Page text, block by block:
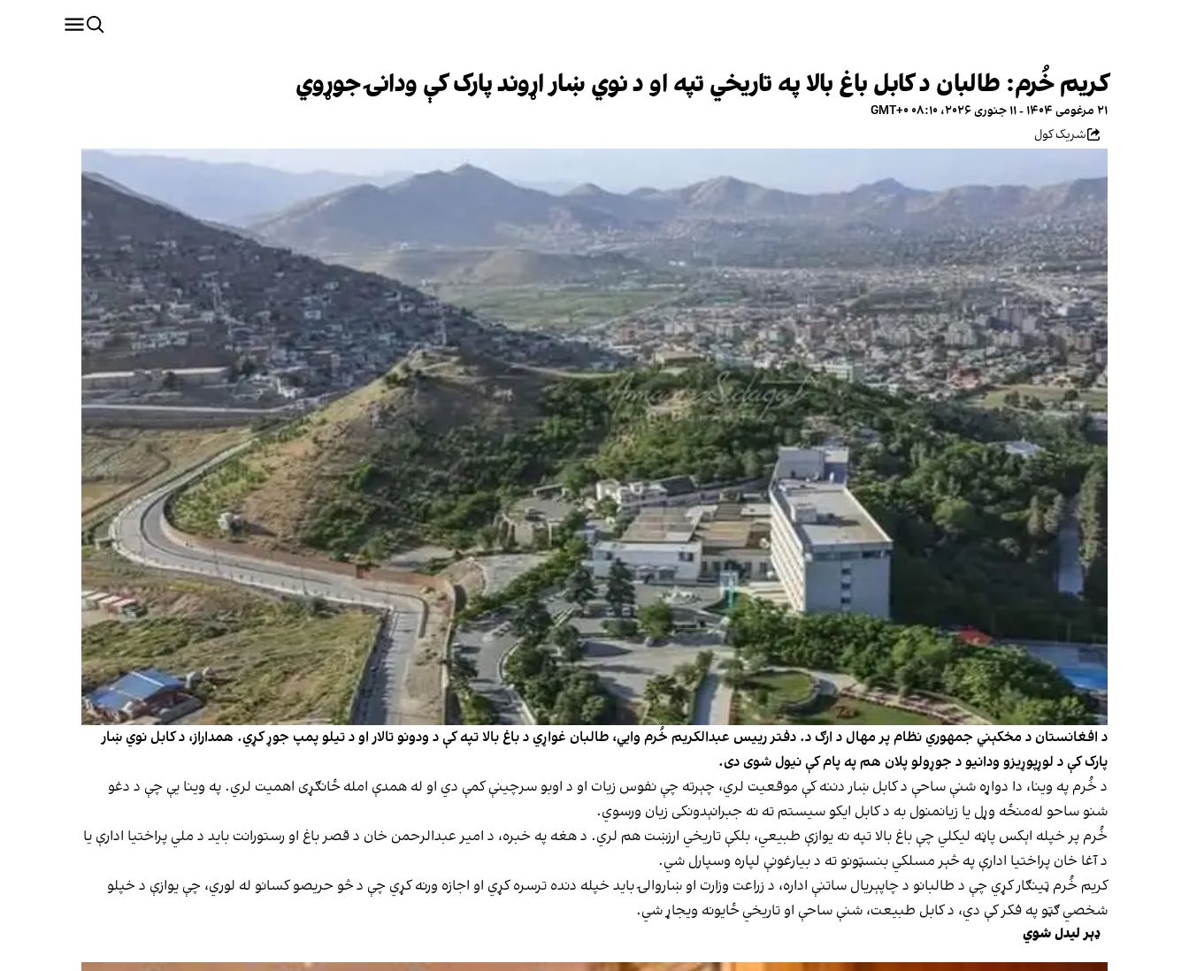
کریم خُرم: طالبان د کابل باغ بالا په تاریخي تپه او د نوي ښار اړوند پارک کې ودانۍ جوړوي
۲۱ مرغومی ۱۴۰۴ - ۱۱ جنوری ۲۰۲۶، ۰۸:۱۰ GMT+۰
شریک کول
د افغانستان د مخکېني جمهوري نظام پر مهال د ارګ د. دفتر رییس عبدالکریم خُرم وايي، طالبان غواړي د باغ بالا تپه کې د ودونو تالار او د تیلو پمپ جوړ کړي. همداراز، د کابل نوي ښار
پارک کې د لوړپوړیزو ودانیو د جوړولو پلان هم په پام کې نیول شوی دی.
د خُرم په وینا، دا دواړه شنې ساحې د کابل ښار دننه کې موقعیت لري، چېرته چې نفوس زیات او د اوبو سرچینې کمې دي او له همدې امله ځانګړی اهمیت لري. په وینا یې چې د دغو
شنو ساحو له‌منځه وړل یا زیانمنول به د کابل ایکو سیستم ته نه جبرانېدونکی زیان ورسوي.
خُرم پر خپله اېکس پاڼه لیکلي چې باغ بالا تپه نه یوازې طبیعي، بلکې تاریخي ارزښت هم لري. د هغه په خبره، د امیر عبدالرحمن خان د قصر باغ او رستورانت باید د ملي پراختیا ادارې یا
د آغا خان پراختیا ادارې په څېر مسلکي بنسټونو ته د بیارغونې لپاره وسپارل شي.
کریم خُرم ټینګار کړي چې د طالبانو د چاپېریال ساتنې اداره، د زراعت وزارت او ښاروالۍ باید خپله دنده ترسره کړي او اجازه ورنه کړي چې د څو حریصو کسانو له لوري، چې یوازې د خپلو
شخصي ګټو په فکر کې دي، د کابل طبیعت، شنې ساحې او تاریخي ځایونه ویجاړ شي.
ډېر لیدل شوي